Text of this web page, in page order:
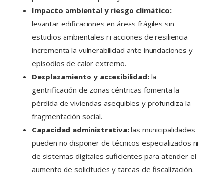
Impacto ambiental y riesgo climático:
levantar edificaciones en áreas frágiles sin
estudios ambientales ni acciones de resiliencia
incrementa la vulnerabilidad ante inundaciones y
episodios de calor extremo.
Desplazamiento y accesibilidad: la
gentrificación de zonas céntricas fomenta la
pérdida de viviendas asequibles y profundiza la
fragmentación social.
Capacidad administrativa: las municipalidades
pueden no disponer de técnicos especializados ni
de sistemas digitales suficientes para atender el
aumento de solicitudes y tareas de fiscalización.